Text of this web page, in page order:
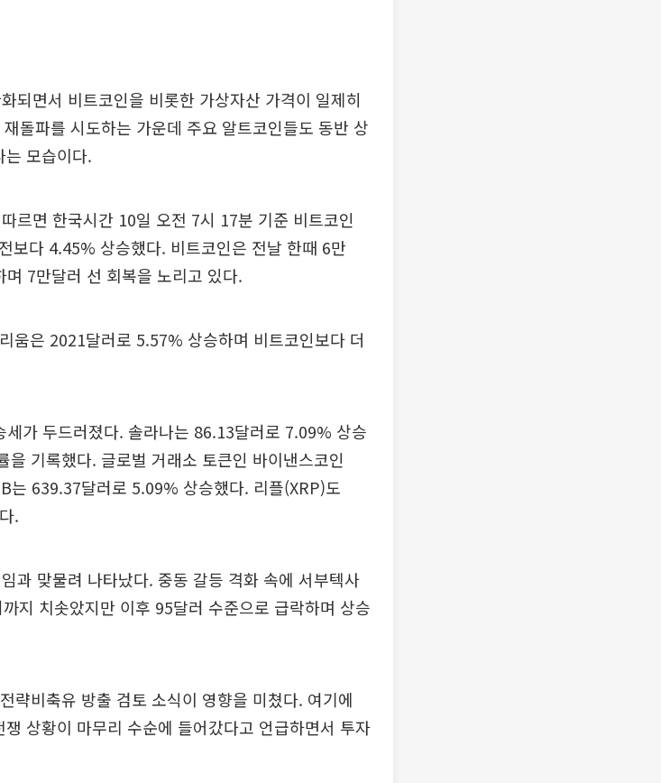
되면서 비트코인을 비롯한 가상자산 가격이 일제히
돌파를 시도하는 가운데 주요 알트코인들도 동반 상
는 모습이다.
르면 한국시간 10일 오전 7시 17분 기준 비트코인
보다 4.45% 상승했다. 비트코인은 전날 한때 6만
7만달러 선 회복을 노리고 있다.
움은 2021달러로 5.57% 상승하며 비트코인보다 더
가 두드러졌다. 솔라나는 86.13달러로 7.09% 상승
기록했다. 글로벌 거래소 토큰인 바이낸스코인
는 639.37달러로 5.09% 상승했다. 리플(XRP)도
.
과 맞물려 나타났다. 중동 갈등 격화 속에 서부텍사
지 치솟았지만 이후 95달러 수준으로 급락하며 상승
략비축유 방출 검토 소식이 영향을 미쳤다. 여기에
상황이 마무리 수순에 들어갔다고 언급하면서 투자